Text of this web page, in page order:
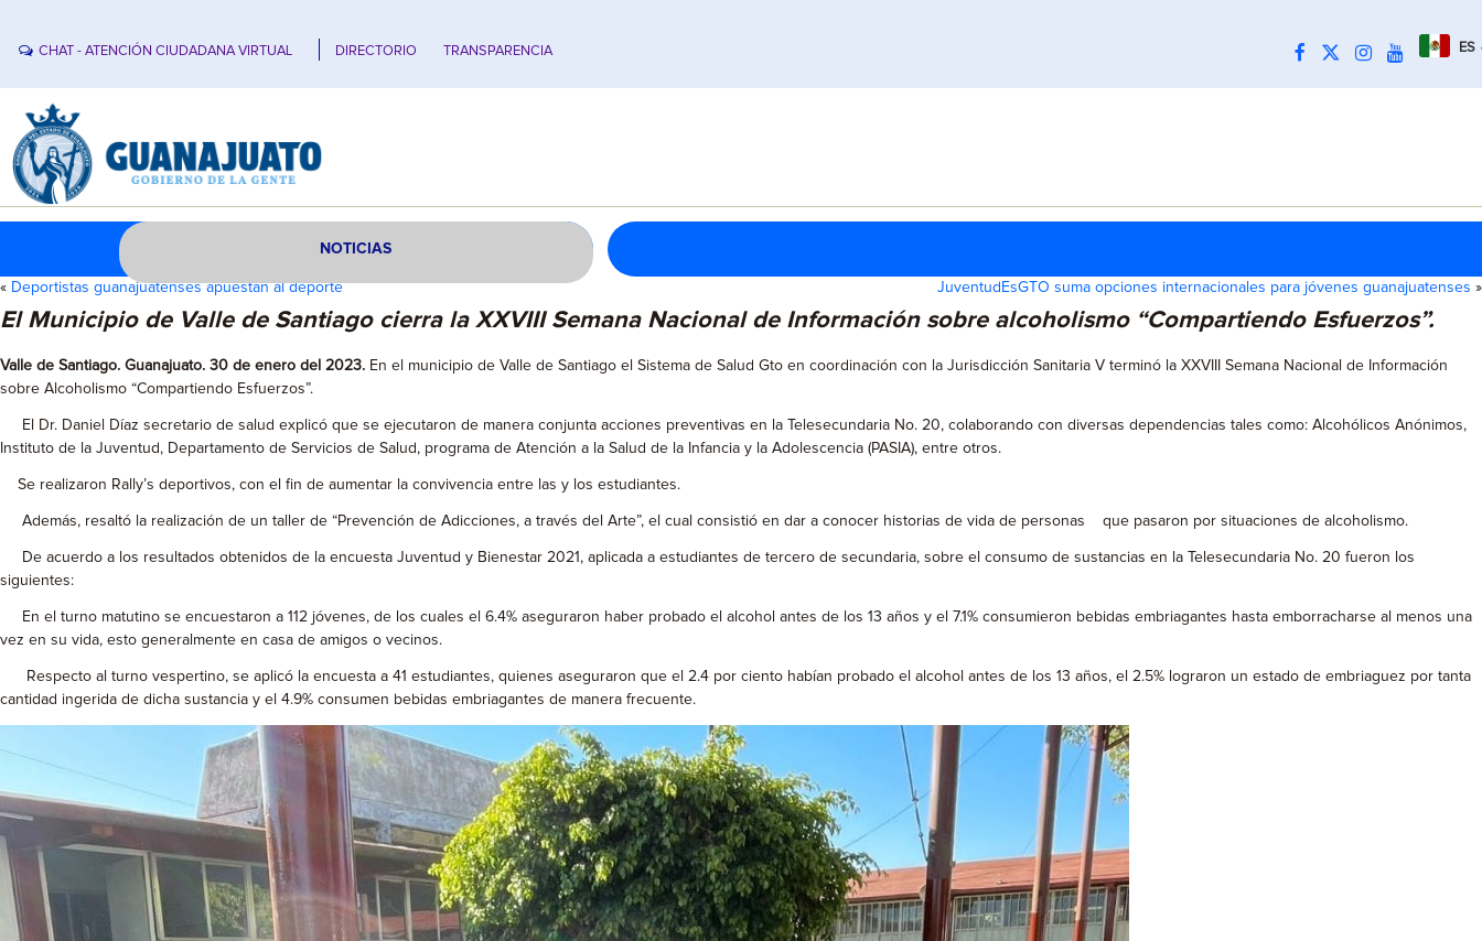
CHAT - ATENCIÓN CIUDADANA VIRTUAL DIRECTORIO TRANSPARENCIA ES
NOTICIAS
« Deportistas guanajuatenses apuestan al deporte JuventudEsGTO suma opciones internacionales para jóvenes guanajuatenses »
El Municipio de Valle de Santiago cierra la XXVIII Semana Nacional de Información sobre alcoholismo “Compartiendo Esfuerzos”.
Valle de Santiago. Guanajuato. 30 de enero del 2023. En el municipio de Valle de Santiago el Sistema de Salud Gto en coordinación con la Jurisdicción Sanitaria V terminó la XXVIII Semana Nacional de Información
sobre Alcoholismo “Compartiendo Esfuerzos”.
El Dr. Daniel Díaz secretario de salud explicó que se ejecutaron de manera conjunta acciones preventivas en la Telesecundaria No. 20, colaborando con diversas dependencias tales como: Alcohólicos Anónimos,
Instituto de la Juventud, Departamento de Servicios de Salud, programa de Atención a la Salud de la Infancia y la Adolescencia (PASIA), entre otros.
Se realizaron Rally’s deportivos, con el fin de aumentar la convivencia entre las y los estudiantes.
Además, resaltó la realización de un taller de “Prevención de Adicciones, a través del Arte”, el cual consistió en dar a conocer historias de vida de personas que pasaron por situaciones de alcoholismo.
De acuerdo a los resultados obtenidos de la encuesta Juventud y Bienestar 2021, aplicada a estudiantes de tercero de secundaria, sobre el consumo de sustancias en la Telesecundaria No. 20 fueron los
siguientes:
En el turno matutino se encuestaron a 112 jóvenes, de los cuales el 6.4% aseguraron haber probado el alcohol antes de los 13 años y el 7.1% consumieron bebidas embriagantes hasta emborracharse al menos una
vez en su vida, esto generalmente en casa de amigos o vecinos.
Respecto al turno vespertino, se aplicó la encuesta a 41 estudiantes, quienes aseguraron que el 2.4 por ciento habían probado el alcohol antes de los 13 años, el 2.5% lograron un estado de embriaguez por tanta
cantidad ingerida de dicha sustancia y el 4.9% consumen bebidas embriagantes de manera frecuente.